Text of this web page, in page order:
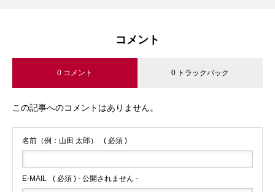
コメント
0 コメント 0 トラックバック
この記事へのコメントはありません。
名前（例：山田 太郎） ( 必須 )
E-MAIL ( 必須 ) - 公開されません -